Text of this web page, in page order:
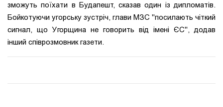
зможуть поїхати в Будапешт, сказав один із дипломатів.
Бойкотуючи угорську зустріч, глави МЗС "посилають чіткий
сигнал, що Угорщина не говорить від імені ЄС", додав
інший співрозмовник газети.